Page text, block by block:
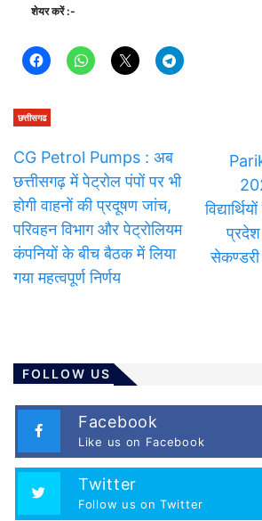
शेयर करें :-
छत्तीसगढ
CG Petrol Pumps : अब
छत्तीसगढ़ में पेट्रोल पंपों पर भी
होगी वाहनों की प्रदूषण जांच,
परिवहन विभाग और पेट्रोलियम
कंपनियों के बीच बैठक में लिया
गया महत्वपूर्ण निर्णय
सेकण्‍डरी
FOLLOW US
Facebook
Like us on Facebook
Twitter
Follow us on Twitter